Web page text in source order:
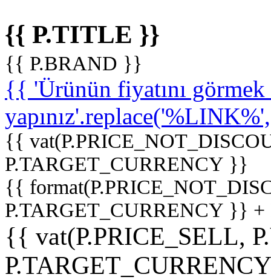
{{ P.TITLE }}
{{ P.BRAND }}
{{ 'Ürünün fiyatını
{{
P.TARGET_CURRENCY }}
{{
P.TARGET_CURRENCY }}
{{ vat(P.PRICE_SELL,